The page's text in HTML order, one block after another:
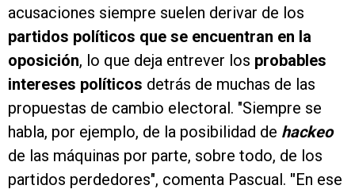
acusaciones siempre suelen derivar de los
partidos políticos que se encuentran en la
oposición, lo que deja entrever los probables
intereses políticos detrás de muchas de las
propuestas de cambio electoral. "Siempre se
habla, por ejemplo, de la posibilidad de hackeo
de las máquinas por parte, sobre todo, de los
partidos perdedores", comenta Pascual. "En ese